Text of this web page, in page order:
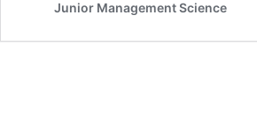
Junior Management Science